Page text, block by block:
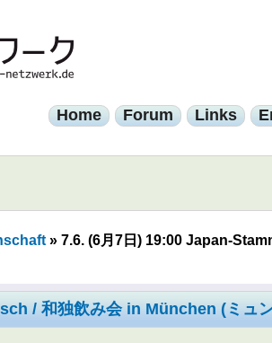
Home Forum Links
» 7.6. (6月7日) 19:00 Japan-
/ 和独飲み会 in München (ミュ